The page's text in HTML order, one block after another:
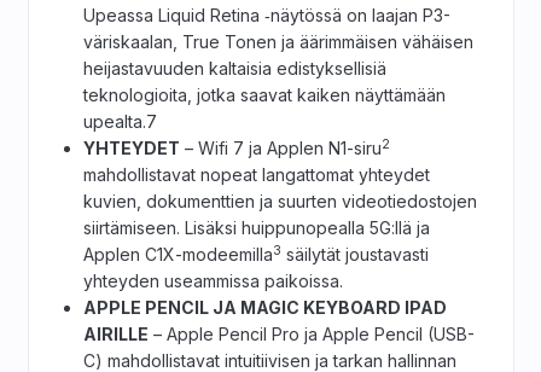
Upeassa Liquid Retina ‑näytössä on laajan P3-
väriskaalan, True Tonen ja äärimmäisen vähäisen
heijastavuuden kaltaisia edistyksellisiä
teknologioita, jotka saavat kaiken näyttämään
upealta.7
YHTEYDET – Wifi 7 ja Applen N1-siru2
mahdollistavat nopeat langattomat yhteydet
kuvien, dokumenttien ja suurten videotiedostojen
siirtämiseen. Lisäksi huippunopealla 5G:llä ja
Applen C1X-modeemilla3 säilytät joustavasti
yhteyden useammissa paikoissa.
APPLE PENCIL JA MAGIC KEYBOARD IPAD
AIRILLE – Apple Pencil Pro ja Apple Pencil (USB-
C) mahdollistavat intuitiivisen ja tarkan hallinnan